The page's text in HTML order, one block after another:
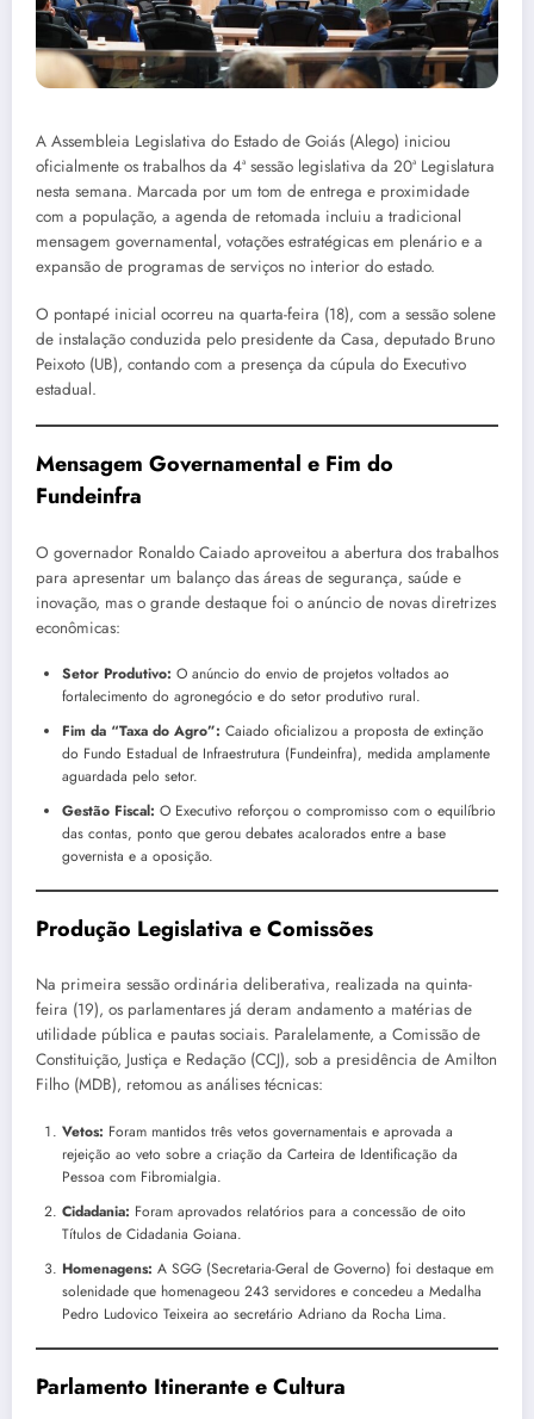
A Assembleia Legislativa do Estado de Goiás (Alego) iniciou
oficialmente os trabalhos da 4ª sessão legislativa da 20ª Legislatura
nesta semana. Marcada por um tom de entrega e proximidade
com a população, a agenda de retomada incluiu a tradicional
mensagem governamental, votações estratégicas em plenário e a
expansão de programas de serviços no interior do estado.
O pontapé inicial ocorreu na quarta-feira (18), com a sessão solene
de instalação conduzida pelo presidente da Casa, deputado Bruno
Peixoto (UB), contando com a presença da cúpula do Executivo
estadual.
Mensagem Governamental e Fim do
Fundeinfra
O governador Ronaldo Caiado aproveitou a abertura dos trabalhos
para apresentar um balanço das áreas de segurança, saúde e
inovação, mas o grande destaque foi o anúncio de novas diretrizes
econômicas:
Setor Produtivo: O anúncio do envio de projetos voltados ao
fortalecimento do agronegócio e do setor produtivo rural.
Fim da “Taxa do Agro”: Caiado oficializou a proposta de extinção
do Fundo Estadual de Infraestrutura (Fundeinfra), medida amplamente
aguardada pelo setor.
Gestão Fiscal: O Executivo reforçou o compromisso com o equilíbrio
das contas, ponto que gerou debates acalorados entre a base
governista e a oposição.
Produção Legislativa e Comissões
Na primeira sessão ordinária deliberativa, realizada na quinta-
feira (19), os parlamentares já deram andamento a matérias de
utilidade pública e pautas sociais. Paralelamente, a Comissão de
Constituição, Justiça e Redação (CCJ), sob a presidência de Amilton
Filho (MDB), retomou as análises técnicas:
Vetos: Foram mantidos três vetos governamentais e aprovada a
rejeição ao veto sobre a criação da Carteira de Identificação da
Pessoa com Fibromialgia.
Cidadania: Foram aprovados relatórios para a concessão de oito
Títulos de Cidadania Goiana.
Homenagens: A SGG (Secretaria-Geral de Governo) foi destaque em
solenidade que homenageou 243 servidores e concedeu a Medalha
Pedro Ludovico Teixeira ao secretário Adriano da Rocha Lima.
Parlamento Itinerante e Cultura